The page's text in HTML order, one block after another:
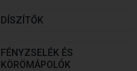
DÍSZÍTŐK
FÉNYZSELÉK ÉS
KÖRÖMÁPOLÓK